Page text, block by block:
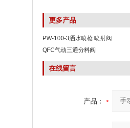
更多产品
PW-100-3洒水喷枪 喷射阀
QFC气动三通分料阀
在线留言
产品：